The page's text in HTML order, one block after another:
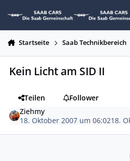
Startseite Saab Technikbereich
Kein Licht am SID II
Teilen
Follower
Ziehmy
18. Oktober 2007 um 06:0218.